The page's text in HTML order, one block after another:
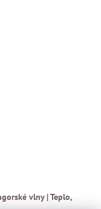
vlny | Teplo,